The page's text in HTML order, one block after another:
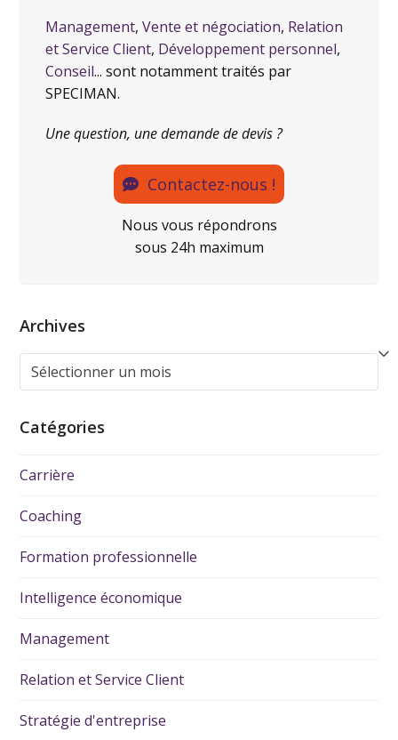
Management,Vente et négociation, Relation
et Service Client, Développement personnel,
Conseil... sont notamment traités par
SPECIMAN.
Une question, une demande de devis ?
Contactez-nous !
Nous vous répondrons
sous 24h maximum
Archives
Catégories
Carrière
Coaching
Formation professionnelle
Intelligence économique
Management
Relation et Service Client
Stratégie d'entreprise